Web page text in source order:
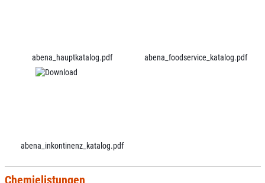
abena_hauptkatalog.pdf abena_foodservice_katalog.pdf
abena_inkontinenz_katalog.pdf
Chemielistungen